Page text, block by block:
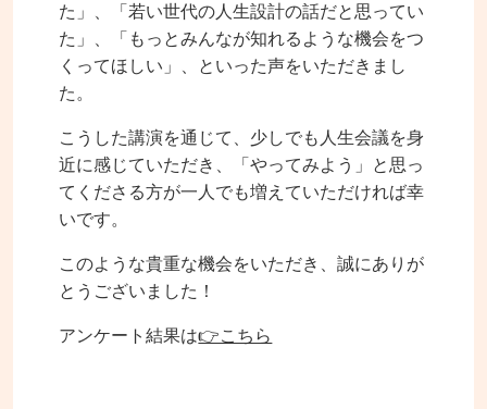
た」、「若い世代の人生設計の話だと思ってい
た」、「もっとみんなが知れるような機会をつ
くってほしい」、といった声をいただきまし
た。
こうした講演を通じて、少しでも人生会議を身
近に感じていただき、「やってみよう」と思っ
てくださる方が一人でも増えていただければ幸
いです。
このような貴重な機会をいただき、誠にありが
とうございました！
アンケート結果は👉こちら